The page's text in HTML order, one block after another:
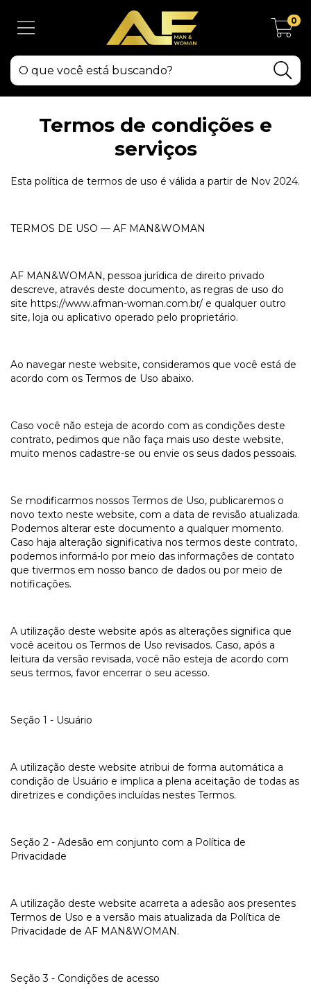
0
Termos de condições e
serviços
Esta política de termos de uso é válida a partir de Nov 2024.
TERMOS DE USO — AF MAN&WOMAN
AF MAN&WOMAN, pessoa jurídica de direito privado
descreve, através deste documento, as regras de uso do
site https://www.afman-woman.com.br/ e qualquer outro
site, loja ou aplicativo operado pelo proprietário.
Ao navegar neste website, consideramos que você está de
acordo com os Termos de Uso abaixo.
Caso você não esteja de acordo com as condições deste
contrato, pedimos que não faça mais uso deste website,
muito menos cadastre-se ou envie os seus dados pessoais.
Se modificarmos nossos Termos de Uso, publicaremos o
novo texto neste website, com a data de revisão atualizada.
Podemos alterar este documento a qualquer momento.
Caso haja alteração significativa nos termos deste contrato,
podemos informá-lo por meio das informações de contato
que tivermos em nosso banco de dados ou por meio de
notificações.
A utilização deste website após as alterações significa que
você aceitou os Termos de Uso revisados. Caso, após a
leitura da versão revisada, você não esteja de acordo com
seus termos, favor encerrar o seu acesso.
Seção 1 - Usuário
A utilização deste website atribui de forma automática a
condição de Usuário e implica a plena aceitação de todas as
diretrizes e condições incluídas nestes Termos.
Seção 2 - Adesão em conjunto com a Política de
Privacidade
A utilização deste website acarreta a adesão aos presentes
Termos de Uso e a versão mais atualizada da Política de
Privacidade de AF MAN&WOMAN.
Seção 3 - Condições de acesso